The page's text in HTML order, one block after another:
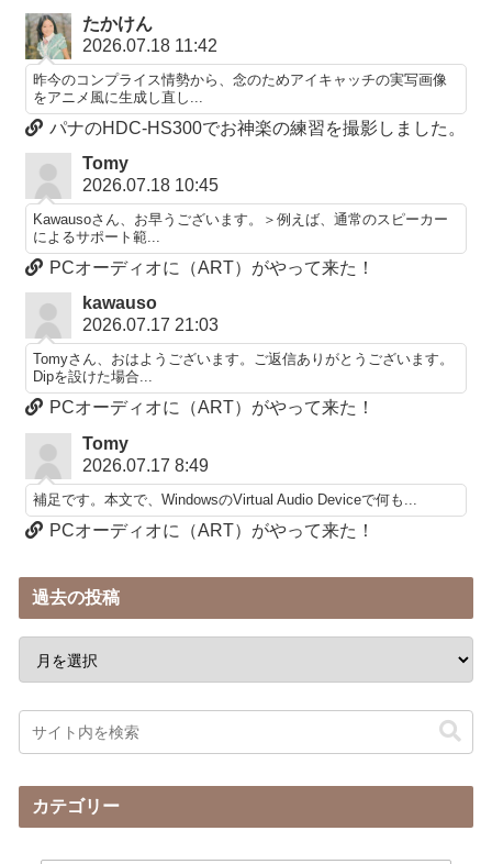
たかけん
2026.07.18 11:42
昨今のコンプライス情勢から、念のためアイキャッチの実写画像
をアニメ風に生成し直し...
パナのHDC-HS300でお神楽の練習を撮影しました。
Tomy
2026.07.18 10:45
Kawausoさん、お早うございます。＞例えば、通常のスピーカー
によるサポート範...
PCオーディオに（ART）がやって来た！
kawauso
2026.07.17 21:03
Tomyさん、おはようございます。ご返信ありがとうございます。
Dipを設けた場合...
PCオーディオに（ART）がやって来た！
Tomy
2026.07.17 8:49
補足です。本文で、WindowsのVirtual Audio Deviceで何も...
PCオーディオに（ART）がやって来た！
過去の投稿
カテゴリー